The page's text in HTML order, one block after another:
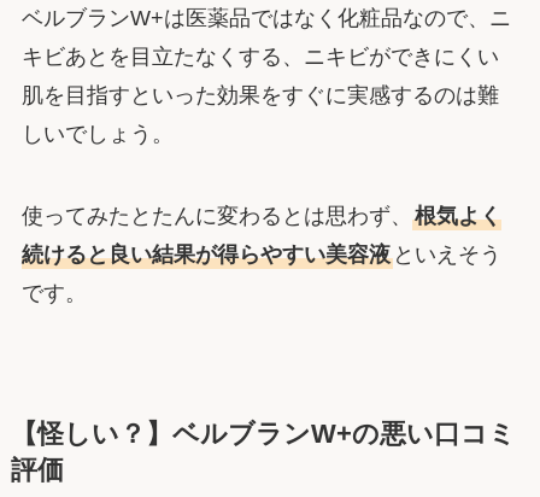
ベルブランW+は医薬品ではなく化粧品なので、ニ
キビあとを目立たなくする、ニキビができにくい
肌を目指すといった効果をすぐに実感するのは難
しいでしょう。
使ってみたとたんに変わるとは思わず、 根気よく
続けると良い結果が得らやすい美容液といえそう
です。
【怪しい？】ベルブランW+の悪い口コミ
評価